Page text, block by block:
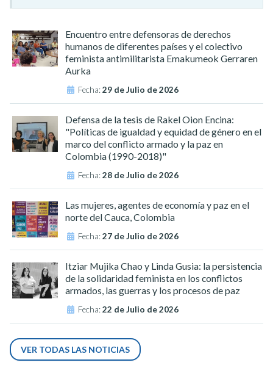
Encuentro entre defensoras de derechos
humanos de diferentes países y el colectivo
feminista antimilitarista Emakumeok Gerraren
Aurka
Fecha:29 de Julio de 2026
Defensa de la tesis de Rakel Oion Encina:
"Políticas de igualdad y equidad de género en el
marco del conflicto armado y la paz en
Colombia (1990-2018)"
Fecha:28 de Julio de 2026
Las mujeres, agentes de economía y paz en el
norte del Cauca, Colombia
Fecha:27 de Julio de 2026
Itziar Mujika Chao y Linda Gusia: la persistencia
de la solidaridad feminista en los conflictos
armados, las guerras y los procesos de paz
Fecha:22 de Julio de 2026
VER TODAS LAS NOTICIAS